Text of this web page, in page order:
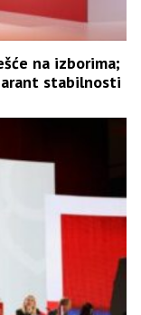
na izborima;
stabilnosti